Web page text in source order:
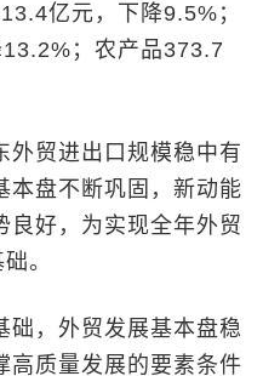
亿元，下降9.5%；
；农产品373.7
贸进出口规模稳中有
本盘不断巩固，新动能
良好，为实现全年外贸
。
，外贸发展基本盘稳
高质量发展的要素条件